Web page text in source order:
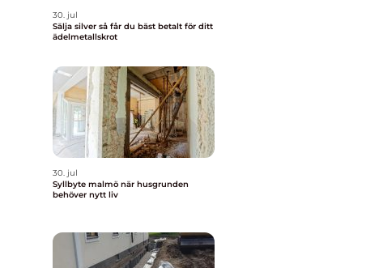
30. jul
Sälja silver så får du bäst betalt för ditt
ädelmetallskrot
30. jul
Syllbyte malmö när husgrunden
behöver nytt liv